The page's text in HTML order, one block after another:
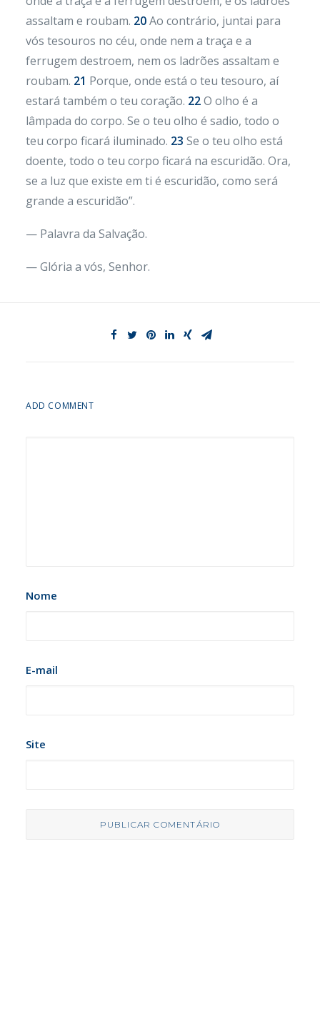
assaltam e roubam. 20Ao contrário, juntai para
vós tesouros no céu, onde nem a traça e a
ferrugem destroem, nem os ladrões assaltam e
roubam. 21 Porque, onde está o teu tesouro, aí
estará também o teu coração. 22O olho é a
lâmpada do corpo. Se o teu olho é sadio, todo o
teu corpo ficará iluminado. 23 Se o teu olho está
doente, todo o teu corpo ficará na escuridão. Ora,
se a luz que existe em ti é escuridão, como será
grande a escuridão”.
— Palavra da Salvação.
— Glória a vós, Senhor.
ADD COMMENT
Nome
E-mail
Site